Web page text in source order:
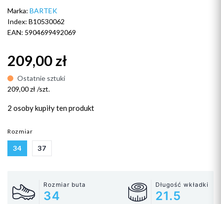
Marka: BARTEK
Index: B10530062
EAN: 5904699492069
209,00 zł
Ostatnie sztuki
209,00 zł /szt.
2 osobykupiły ten produkt
Rozmiar
34 37
Rozmiar buta
34
Długość wkładki
21.5